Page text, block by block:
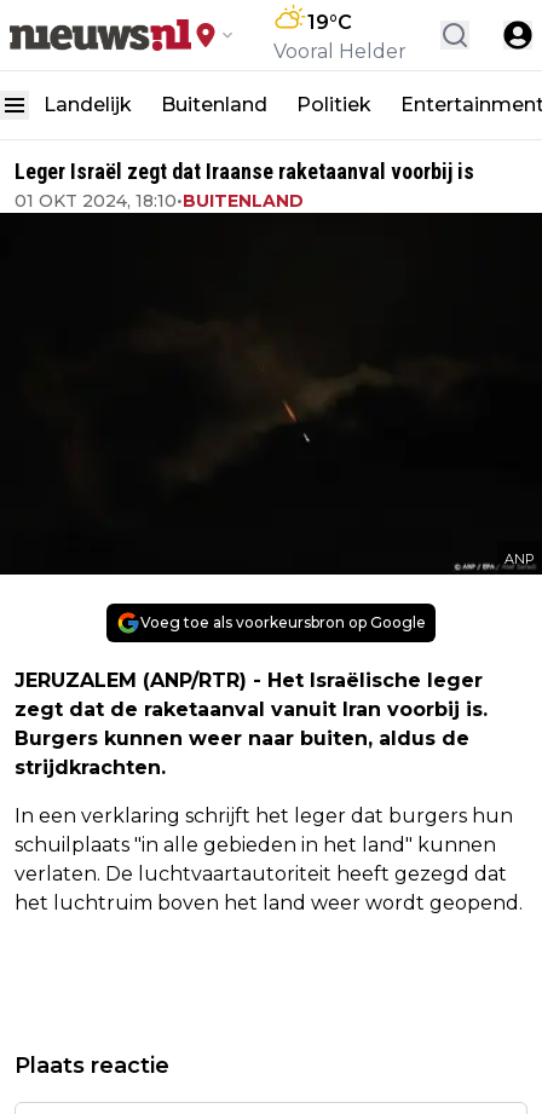
19°C
Vooral Helder
Landelijk Buitenland Politiek
Leger Israël zegt dat Iraanse raketaanval voorbij is
01 OKT 2024, 18:10•BUITENLAND
ANP
Voeg toe als voorkeursbron op Google
JERUZALEM (ANP/RTR) - Het Israëlische leger
zegt dat de raketaanval vanuit Iran voorbij is.
Burgers kunnen weer naar buiten, aldus de
strijdkrachten.
In een verklaring schrijft het leger dat burgers hun
schuilplaats "in alle gebieden in het land" kunnen
verlaten. De luchtvaartautoriteit heeft gezegd dat
het luchtruim boven het land weer wordt geopend.
STARTEN OP KWALIFICATIETOERNOOI
VIANEN - GEZOCHT - POGING
DOODSLAG NA VERKEERSCONFLICT -
Plaats reactie